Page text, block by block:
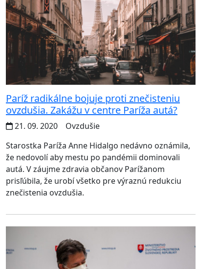
Paríž radikálne bojuje proti znečisteniu
ovzdušia. Zakážu v centre Paríža autá?
21. 09. 2020
Ovzdušie
Starostka Paríža Anne Hidalgo nedávno oznámila,
že nedovolí aby mestu po pandémii dominovali
autá. V záujme zdravia občanov Parížanom
prisľúbila, že urobí všetko pre výraznú redukciu
znečistenia ovzdušia.